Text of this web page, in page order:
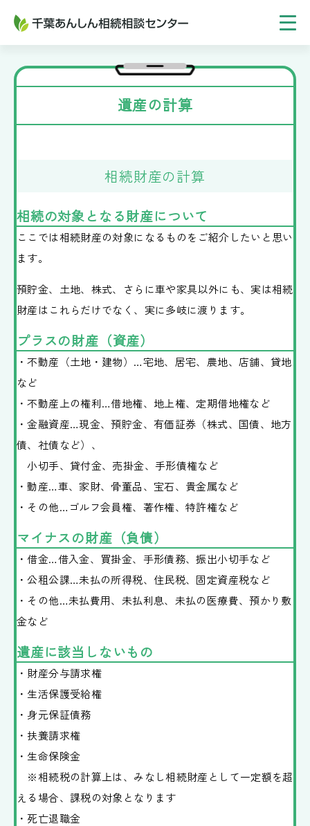
TOP
事務所紹介
解決事例
新着情報
0120-70-2306
電話受付時間 平日 9:00-18:00
お問い合わせはこちら
遺産の計算
相続財産の計算
相続の対象となる財産について
ここでは相続財産の対象になるものをご紹介したいと思い
ます。
預貯金、土地、株式、さらに車や家具以外にも、実は相続
財産はこれらだけでなく、実に多岐に渡ります。
プラスの財産（資産）
・不動産（土地・建物）…宅地、居宅、農地、店舗、貸地
など
・不動産上の権利…借地権、地上権、定期借地権など
・金融資産…現金、預貯金、有価証券（株式、国債、地方
債、社債など）、
小切手、貸付金、売掛金、手形債権など
・動産…車、家財、骨董品、宝石、貴金属など
・その他…ゴルフ会員権、著作権、特許権など
マイナスの財産（負債）
・借金…借入金、買掛金、手形債務、振出小切手など
・公租公課…未払の所得税、住民税、固定資産税など
・その他…未払費用、未払利息、未払の医療費、預かり敷
金など
遺産に該当しないもの
・財産分与請求権
・生活保護受給権
・身元保証債務
・扶養請求権
・生命保険金
※相続税の計算上は、みなし相続財産として一定額を超
える場合、課税の対象となります
・死亡退職金